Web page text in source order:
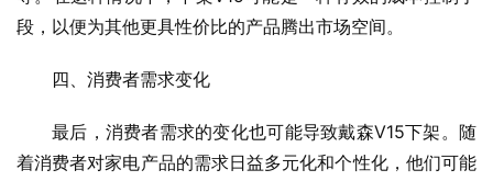
段，以便为其他更具性价比的产品腾出市场空间。
四、消费者需求变化
最后，消费者需求的变化也可能导致戴森V15下架。随
着消费者对家电产品的需求日益多元化和个性化，他们可能